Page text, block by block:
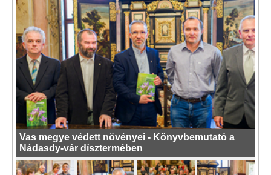
Vas megye védett növényei - Könyvbemutató a
Nádasdy-vár dísztermében